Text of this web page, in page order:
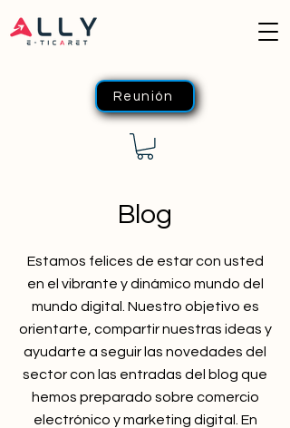
Reunión
Blog
Estamos felices de estar con usted
en el vibrante y dinámico mundo del
mundo digital. Nuestro objetivo es
orientarte, compartir nuestras ideas y
ayudarte a seguir las novedades del
sector con las entradas del blog que
hemos preparado sobre comercio
electrónico y marketing digital. En